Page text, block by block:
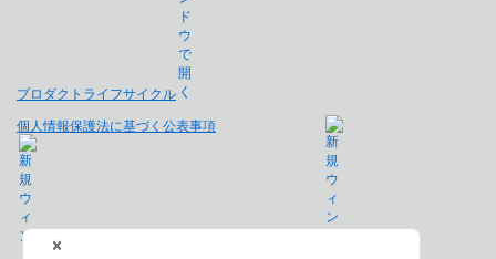
プロダクトライフサイクル
個人情報保護法に基づく公表事項